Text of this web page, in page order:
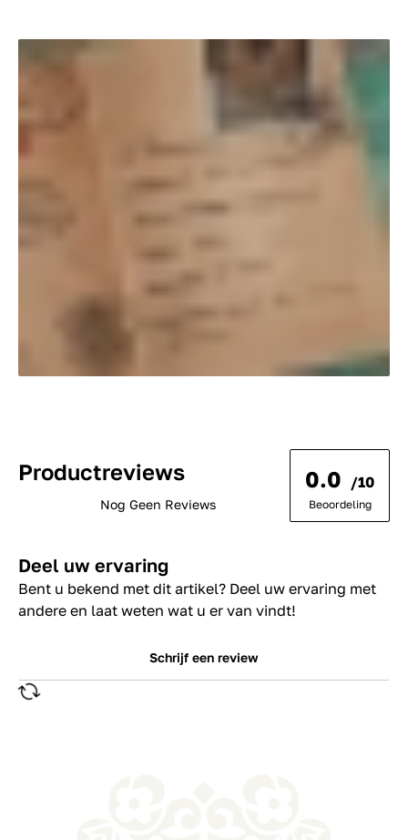
Productreviews
Nog Geen Reviews
0.0 /10
Beoordeling
Deel uw ervaring
Bent u bekend met dit artikel? Deel uw ervaring met
andere en laat weten wat u er van vindt!
Schrijf een review